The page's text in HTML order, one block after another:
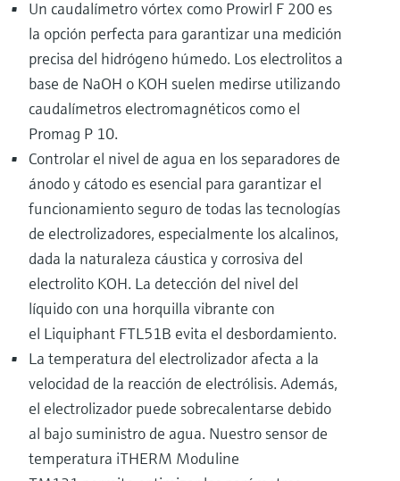
Un caudalímetro vórtex como Prowirl F 200 es
la opción perfecta para garantizar una medición
precisa del hidrógeno húmedo. Los electrolitos a
base de NaOH o KOH suelen medirse utilizando
caudalímetros electromagnéticos como el
Promag P 10.
Controlar el nivel de agua en los separadores de
ánodo y cátodo es esencial para garantizar el
funcionamiento seguro de todas las tecnologías
de electrolizadores, especialmente los alcalinos,
dada la naturaleza cáustica y corrosiva del
electrolito KOH. La detección del nivel del
líquido con una horquilla vibrante con
el Liquiphant FTL51B evita el desbordamiento.
La temperatura del electrolizador afecta a la
velocidad de la reacción de electrólisis. Además,
el electrolizador puede sobrecalentarse debido
al bajo suministro de agua. Nuestro sensor de
temperatura iTHERM Moduline